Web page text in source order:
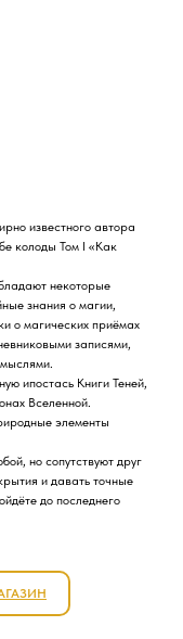
известного автора
колоды Том I «Как
некоторые
знания о магии,
о магических приёмах
записями,
ипостась Книги Теней,
Вселенной.
элементы
но сопутствуют друг
и давать точные
до последнего